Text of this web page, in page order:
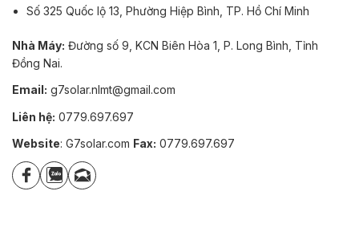
Số 325 Quốc lộ 13, Phường Hiệp Bình, TP. Hồ Chí Minh
Nhà Máy: Đường số 9, KCN Biên Hòa 1, P. Long Bình, Tỉnh
Đồng Nai.
Email: g7solar.nlmt@gmail.com
Liên hệ: 0779.697.697
Website: G7solar.com Fax: 0779.697.697